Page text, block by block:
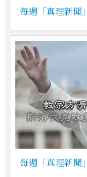
每週「真理新聞
每週「真理新聞